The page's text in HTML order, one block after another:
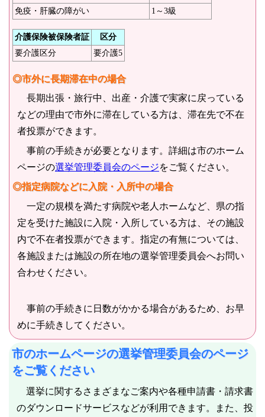
免疫・肝臓の障がい 1～3級
介護保険被保険者証
区分
要介護区分
要介護5
◎市外に長期滞在中の場合
長期出張・旅行中、出産・介護で実家に戻っている
などの理由で市外に滞在している方は、滞在先で不在
者投票ができます。
事前の手続きが必要となります。詳細は市のホーム
ページの選挙管理委員会のページをご覧ください。
◎指定病院などに入院・入所中の場合
一定の規模を満たす病院や老人ホームなど、県の指
定を受けた施設に入院・入所している方は、その施設
内で不在者投票ができます。指定の有無については、
各施設または施設の所在地の選挙管理委員会へお問い
合わせください。
事前の手続きに日数がかかる場合があるため、お早
めに手続きしてください。
市のホームページの選挙管理委員会のページ
をご覧ください
選挙に関するさまざまなご案内や各種申請書・請求書
のダウンロードサービスなどが利用できます。また、投